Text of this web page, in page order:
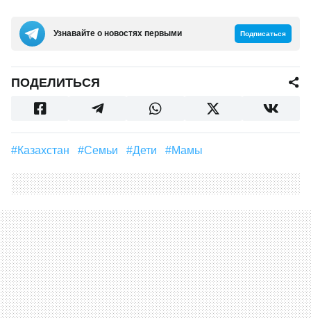
Узнавайте о новостях первыми Подписаться
ПОДЕЛИТЬСЯ
#Казахстан #семьи #дети #мамы